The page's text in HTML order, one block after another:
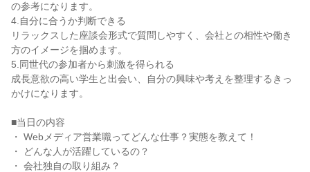
の参考になります。
4.自分に合うか判断できる
リラックスした座談会形式で質問しやすく、会社との相性や働き
方のイメージを掴めます。
5.同世代の参加者から刺激を得られる
成長意欲の高い学生と出会い、自分の興味や考えを整理するきっ
かけになります。
■当日の内容
・ Webメディア営業職ってどんな仕事？実態を教えて！
・ どんな人が活躍しているの？
・ 会社独自の取り組み？